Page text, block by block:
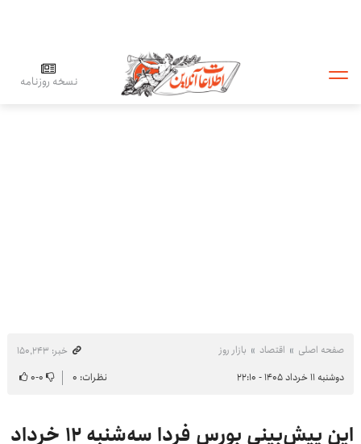
نسخه روزنامه
صفحه اصلی اقتصاد بازار روز
خبر: ۱۵۰٬۲۴۳
دوشنبه ۱۱ خرداد ۱۴۰۵ - ۲۲:۱۰
نظرات: ۰ ۰-۰
این پیش‌بینی بورس فردا سه‌شنبه ۱۲ خرداد